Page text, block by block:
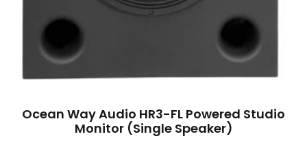
Ocean Way Audio HR3-FL Powered Studio
Monitor (Single Speaker)